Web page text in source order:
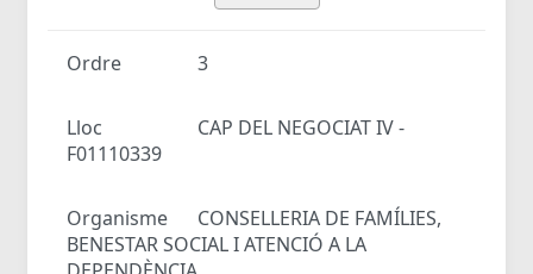
Ordre 3
Lloc
CAP DEL NEGOCIAT IV -
F01110339
Organisme
CONSELLERIA DE FAMÍLIES,
BENESTAR SOCIAL I ATENCIÓ A LA